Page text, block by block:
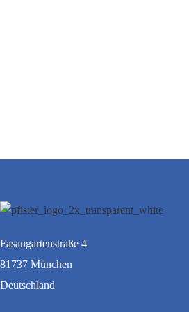
Fasangartenstraße 4
81737 München
Deutschland